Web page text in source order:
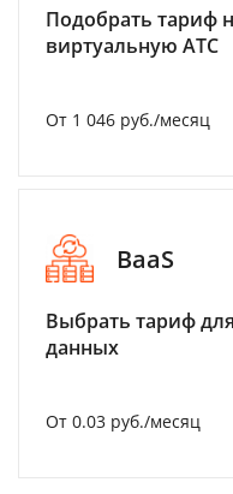
Подобрать тариф
виртуальную АТС
От 1 046 руб./месяц
BaaS
Выбрать тариф
данных
От 0.03 руб./месяц